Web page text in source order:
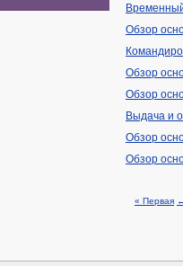
Обзор
Обзор
Обзор
Выдача и
Обзор
Обзор
« Первая